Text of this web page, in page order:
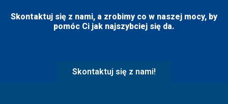
Skontaktuj się z nami, a zrobimy co w naszej mocy, by
pomóc Ci jak najszybciej się da.
Skontaktuj się z nami!